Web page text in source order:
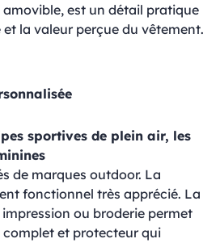
est un détail pratique
la valeur perçue du vêtement.
sportives de plein air, les
de marques outdoor. La
fonctionnel très apprécié. La
ou broderie permet
et protecteur qui